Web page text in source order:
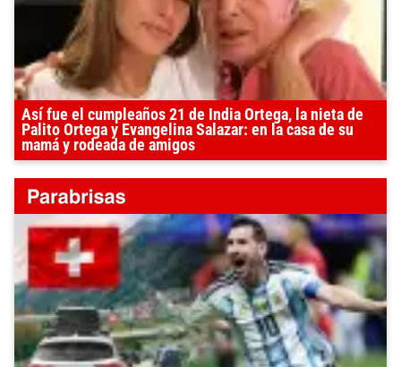
Así fue el cumpleaños 21 de India Ortega, la nieta de
Palito Ortega y Evangelina Salazar: en la casa de su
mamá y rodeada de amigos